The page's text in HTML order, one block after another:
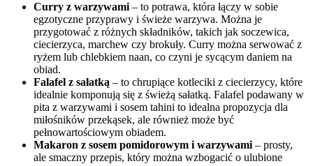
Curry z warzywami – to potrawa, która łączy w sobie
egzotyczne przyprawy i świeże warzywa. Można je
przygotować z różnych składników, takich jak soczewica,
ciecierzyca, marchew czy brokuły. Curry można serwować z
ryżem lub chlebkiem naan, co czyni je sycącym daniem na
obiad.
Falafel z sałatką – to chrupiące kotleciki z ciecierzycy, które
idealnie komponują się z świeżą sałatką. Falafel podawany w
pita z warzywami i sosem tahini to idealna propozycja dla
miłośników przekąsek, ale również może być
pełnowartościowym obiadem.
Makaron z sosem pomidorowym i warzywami – prosty,
ale smaczny przepis, który można wzbogacić o ulubione